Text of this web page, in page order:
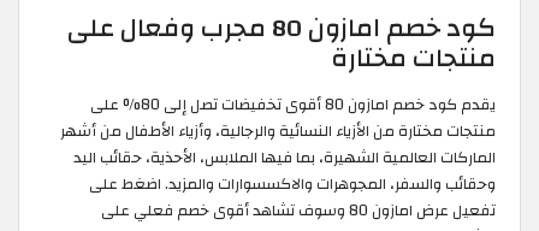
كود خصم امازون 80 مجرب وفعال على
منتجات مختارة
يقدم كود خصم امازون 80 أقوى تخفيضات تصل إلى 80% على
منتجات مختارة من الأزياء النسائية والرجالية، وأزياء الأطفال من أشهر
الماركات العالمية الشهيرة، بما فيها الملابس، الأحذية، حقائب اليد
وحقائب والسفر، المجوهرات والاكسسوارات والمزيد. اضغط على
تفعيل عرض امازون 80 وسوف تشاهد أقوى خصم فعلي على